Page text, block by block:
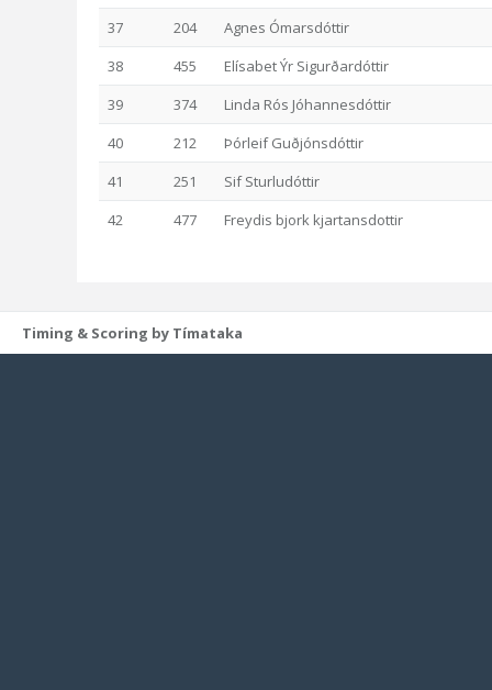
37
204
Agnes Ómarsdóttir
38
455
Elísabet Ýr Sigurðardóttir
39
374
Linda Rós Jóhannesdóttir
40
212
Þórleif Guðjónsdóttir
41
251
Sif Sturludóttir
42
477 Freydis bjork kjartansdottir
Timing & Scoring by Tímataka